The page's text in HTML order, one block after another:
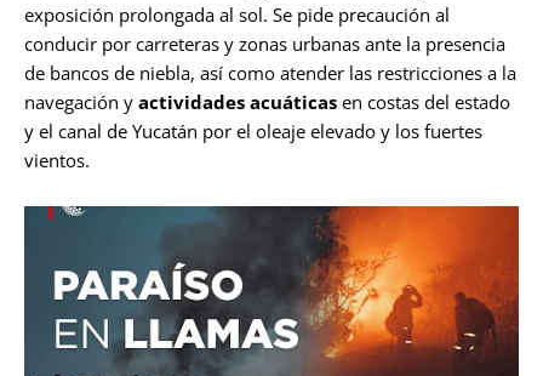
exposición prolongada al sol. Se pide precaución al
conducir por carreteras y zonas urbanas ante la presencia
de bancos de niebla, así como atender las restricciones a la
navegación y actividades acuáticas en costas del estado
y el canal de Yucatán por el oleaje elevado y los fuertes
vientos.